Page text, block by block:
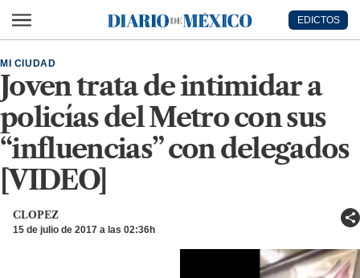
Diario de México
EDICTOS
Joven trata de intimidar a
policías del Metro con sus
“influencias” con delegados
[VIDEO]
MI CIUDAD
CLOPEZ
15 de julio de 2017 a las 02:36h